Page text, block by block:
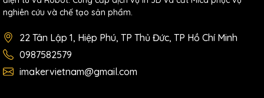
nghiên cứu và chế tạo sản phẩm.
22 Tân Lập 1, Hiệp Phú, TP Thủ Đức, TP Hồ Chí Minh
0987582579
imakervietnam@gmail.com